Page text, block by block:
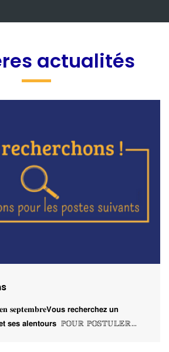
actualités
𝐬𝐞𝐩𝐭𝐞𝐦𝐛𝐫𝐞𝗩𝗼𝘂𝘀 𝗿𝗲𝗰𝗵𝗲𝗿𝗰𝗵𝗲𝘇 𝘂𝗻
𝘀𝗲𝘀 𝗮𝗹𝗲𝗻𝘁𝗼𝘂𝗿𝘀 ℙ𝕆𝕌ℝ ℙ𝕆𝕊𝕋𝕌𝕃𝔼ℝ…